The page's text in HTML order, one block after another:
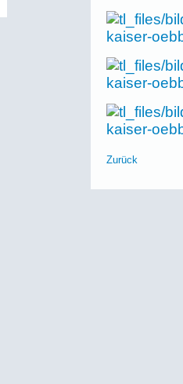
Zurück